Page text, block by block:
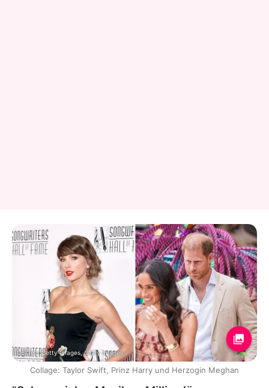
Collage: Getty Images, Getty Images
Collage: Taylor Swift, Prinz Harry und Herzogin Meghan